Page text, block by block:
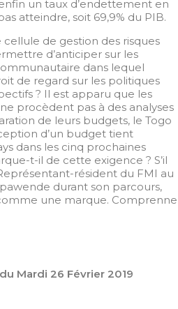
un taux d’endettement en
atteindre, soit 69,9% du PIB.
cellule de gestion des risques
d’anticiper sur les
dans lequel
de regard sur les politiques
? Il est apparu que les
procèdent pas à des analyses
de leurs budgets, le Togo
d’un budget tient
dans les cinq prochaines
t-il de cette exigence ? S’il
résident du FMI au
durant son parcours,
une marque. Comprenne
Mardi 26 Février 2019